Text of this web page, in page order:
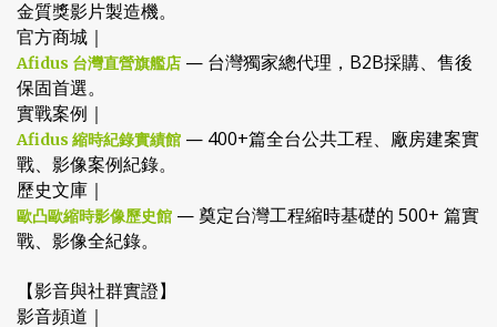
歐凸歐工程影像顧問團隊
金質獎影片製造機。
官方商城｜
Afidus 台灣直營旗艦店
保固首選。
實戰案例｜
Afidus 縮時紀錄實績館
戰、影像案例紀錄。
歷史文庫｜
歐凸歐縮時影像歷史館
【影音與社群實證】